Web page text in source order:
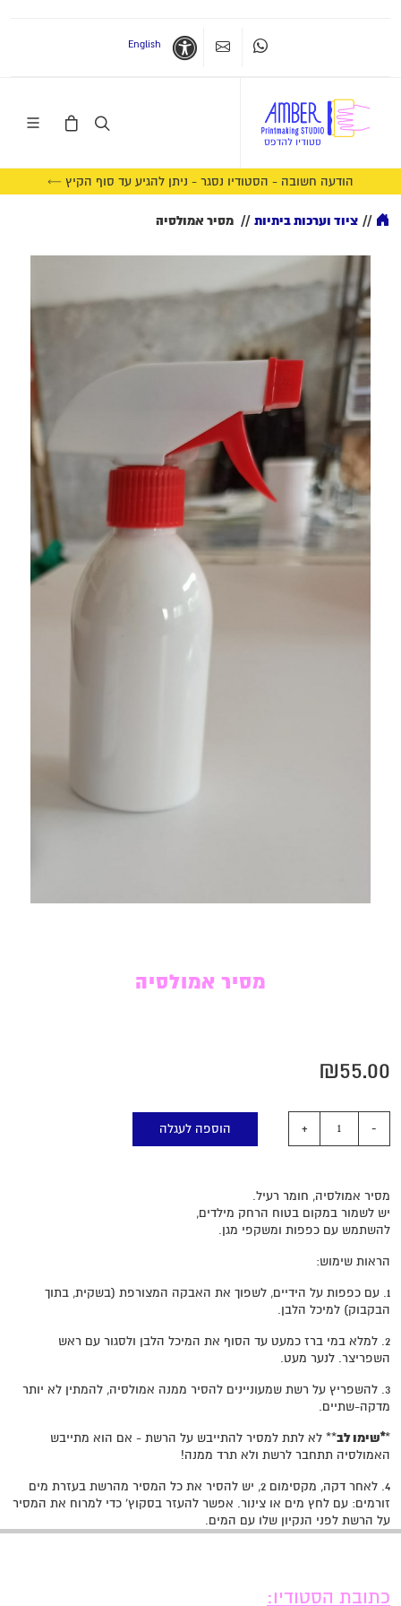
Whatsappצרו קשר נגישות
English
הודעה חשובה - הסטודיו נסגר - ניתן להגיע עד סוף הקיץ ←
// ציוד וערכות ביתיות // מסיר אמולסיה
מסיר אמולסיה
₪55.00
הוספה לעגלה
מסיר אמולסיה, חומר רעיל.
יש לשמור במקום בטוח הרחק מילדים,
להשתמש עם כפפות ומשקפי מגן.
הראות שימוש:
1. עם כפפות על הידיים, לשפוך את האבקה המצורפת (בשקית, בתוך
הבקבוק) למיכל הלבן.
2. למלא במי ברז כמעט עד הסוף את המיכל הלבן ולסגור עם ראש
השפריצר. לנער מעט.
3. להשפריץ על רשת שמעוניינים להסיר ממנה אמולסיה, להמתין לא יותר
מדקה-שתיים.
**שימו לב** לא לתת למסיר להתייבש על הרשת - אם הוא מתייבש
האמולסיה תתחבר לרשת ולא תרד ממנה!
4. לאחר דקה, מקסימום 2, יש להסיר את כל המסיר מהרשת בעזרת מים
זורמים: עם לחץ מים או צינור. אפשר להעזר בסקוץ' כדי למרוח את המסיר
על הרשת לפני הנקיון שלו עם המים.
כתובת הסטודיו: